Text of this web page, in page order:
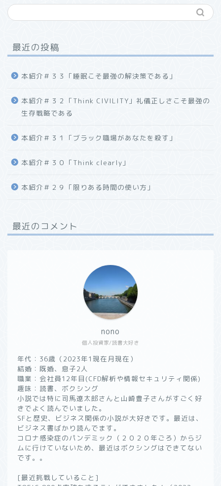
最近の投稿
本紹介＃３３「睡眠こそ最強の解決策である」
本紹介＃３２「Think CIVILITY」礼儀正しさこそ最強の
生存戦略である
本紹介＃３１「ブラック職場があなたを殺す」
本紹介＃３０「Think clearly」
本紹介＃２９「限りある時間の使い方」
最近のコメント
個人投資家/読書大好き
nono
年代：36歳（2023年1現在月現在）
結婚：既婚、息子2人
職業：会社員12年目(CFD解析や情報セキュリティ関係)
趣味：読書、ボクシング
小説では特に司馬遼太郎さんと山崎豊子さんがすごく好
きでよく読んでいました。
SFと歴史、ビジネス関係の小説が大好きです。最近は、
ビジネス書ばかり読んでます。
コロナ感染症のパンデミック（２０２０年ごろ）からジ
ムに行けていないため、最近はボクシングはできてない
です。。
[最近挑戦していること]